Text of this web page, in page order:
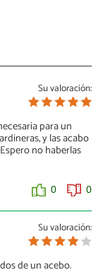
Su valoración:
para un
y las acabo
no haberlas
0 0
Su valoración:
de un acebo.